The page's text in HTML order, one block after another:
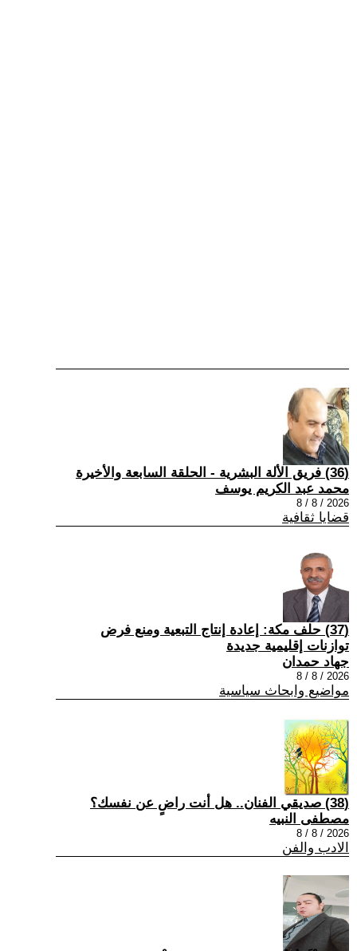
(36) فريق الألة البشرية - الحلقة السابعة والأخيرة
محمد عبد الكريم يوسف
2026 / 8 / 8
قضايا ثقافية
(37) حلف مكة: إعادة إنتاج التبعية ومنع فرض
توازنات إقليمية جديدة
جهاد حمدان
2026 / 8 / 8
مواضيع وابحاث سياسية
(38) صديقي الفنان.. هل أنت راضٍ عن نفسك؟
مصطفى النبيه
2026 / 8 / 8
الادب والفن